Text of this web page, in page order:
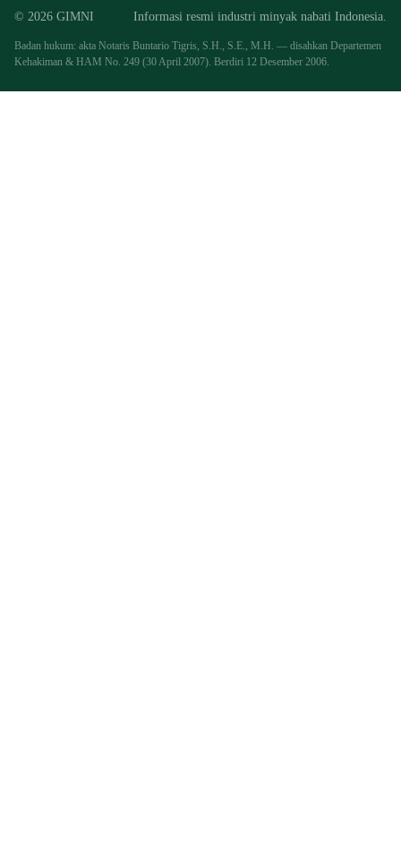
© 2026 GIMNI Informasi resmi industri minyak nabati Indonesia.
Badan hukum: akta Notaris Buntario Tigris, S.H., S.E., M.H. — disahkan Departemen
Kehakiman & HAM No. 249 (30 April 2007). Berdiri 12 Desember 2006.